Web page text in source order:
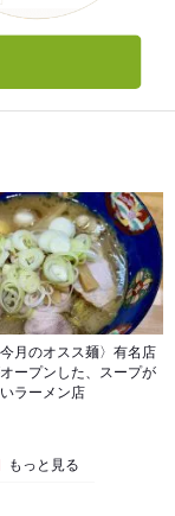
今月のオスス麺〉有名店
ープンした、スープが
ラーメン店
もっと見る